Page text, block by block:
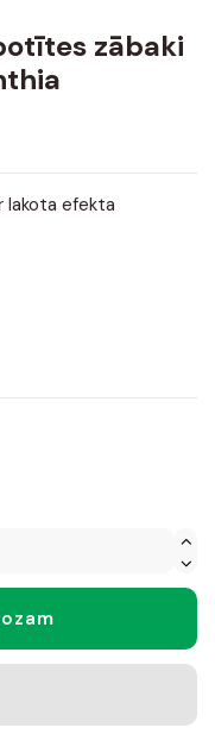
zābaki
lakota efekta